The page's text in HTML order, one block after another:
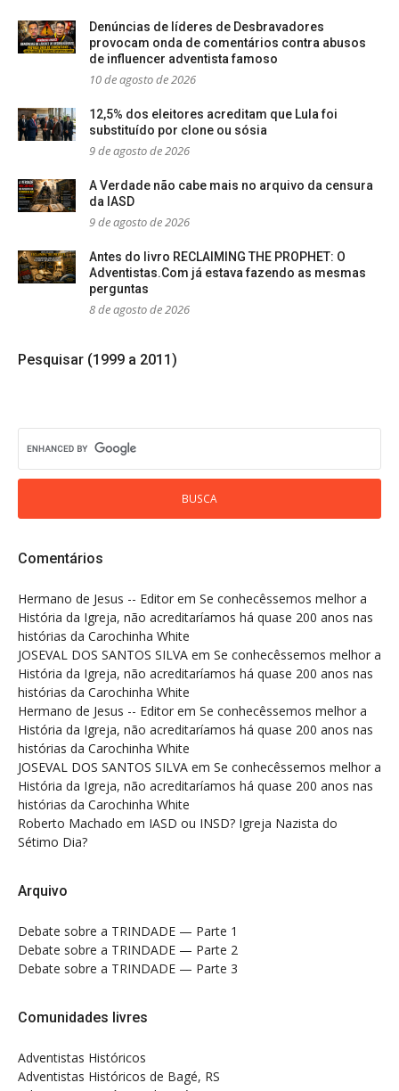
Denúncias de líderes de Desbravadores
provocam onda de comentários contra abusos
de influencer adventista famoso
10 de agosto de 2026
12,5% dos eleitores acreditam que Lula foi
substituído por clone ou sósia
9 de agosto de 2026
A Verdade não cabe mais no arquivo da censura
da IASD
9 de agosto de 2026
Antes do livro RECLAIMING THE PROPHET: O
Adventistas.Com já estava fazendo as mesmas
perguntas
8 de agosto de 2026
Pesquisar (1999 a 2011)
Comentários
Hermano de Jesus -- Editor em Se conhecêssemos melhor a
História da Igreja, não acreditaríamos há quase 200 anos nas
histórias da Carochinha White
JOSEVAL DOS SANTOS SILVA em Se conhecêssemos melhor a
História da Igreja, não acreditaríamos há quase 200 anos nas
histórias da Carochinha White
Hermano de Jesus -- Editor em Se conhecêssemos melhor a
História da Igreja, não acreditaríamos há quase 200 anos nas
histórias da Carochinha White
JOSEVAL DOS SANTOS SILVA em Se conhecêssemos melhor a
História da Igreja, não acreditaríamos há quase 200 anos nas
histórias da Carochinha White
Roberto Machado em IASD ou INSD? Igreja Nazista do
Sétimo Dia?
Arquivo
Debate sobre a TRINDADE — Parte 1
Debate sobre a TRINDADE — Parte 2
Debate sobre a TRINDADE — Parte 3
Comunidades livres
Adventistas Históricos
Adventistas Históricos de Bagé, RS